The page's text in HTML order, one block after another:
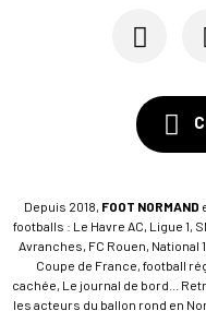
Depuis 2018, FOOT NORMAND
footballs : Le Havre AC, Ligue 1,
Avranches, FC Rouen, National
Coupe de France, football
cachée, Le journal de bord...
les acteurs du ballon rond en